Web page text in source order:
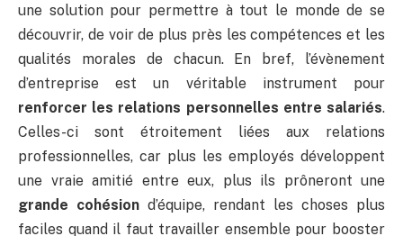
une solution pour permettre à tout le monde de se
découvrir, de voir de plus près les compétences et les
qualités morales de chacun. En bref, l’évènement
d’entreprise est un véritable instrument pour
renforcer les relations personnelles entre salariés.
Celles-ci sont étroitement liées aux relations
professionnelles, car plus les employés développent
une vraie amitié entre eux, plus ils prôneront une
grande cohésion d’équipe, rendant les choses plus
faciles quand il faut travailler ensemble pour booster